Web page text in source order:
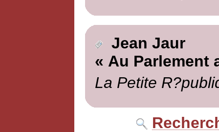
Jean Jaur
« Au Parlement
La Petite